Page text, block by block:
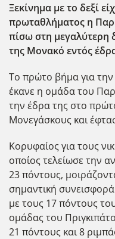
Ξεκίνημα με το δεξί
πρωταθλήματος η
πίσω στη μεγαλύτερη
της Μονακό εντός
Το πρώτο βήμα για
έκανε η ομάδα του
την έδρα της στο
Μονεγάσκους και
Κορυφαίος για τους
οποίος τελείωσε την
23 πόντους,
σημαντική
με τους 17 πόντους
ομάδας του
21 π΄οντους και 8